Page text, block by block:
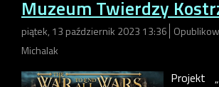
Muzeum Twierdzy
piątek, 13 październik 2023 13:36
Michalak
Projekt